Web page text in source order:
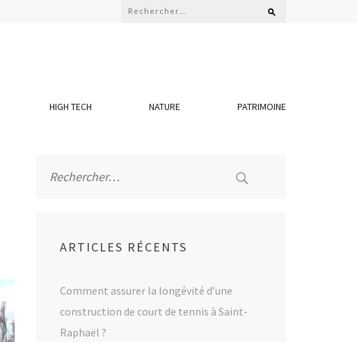
Rechercher :
HIGH TECH NATURE PATRIMOINE
ARTICLES RÉCENTS
Comment assurer la longévité d’une
construction de court de tennis à Saint-
Raphaël ?